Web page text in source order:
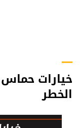
خيارات حماس
الخطر